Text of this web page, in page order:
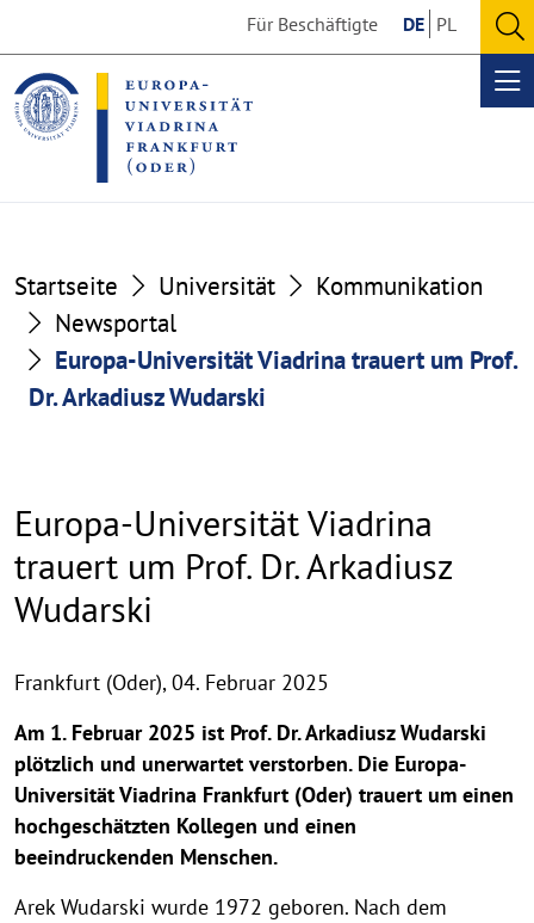
the
content
section
the
footer
section
Für Beschäftigte DE PL
Startseite Universität
Kommunikation
Newsportal
Europa-Universität Viadrina trauert um Prof.
Dr. Arkadiusz Wudarski
Europa-Universität Viadrina
trauert um Prof. Dr. Arkadiusz
Wudarski
Frankfurt (Oder),04. Februar 2025
Am 1. Februar 2025 ist Prof. Dr. Arkadiusz Wudarski
plötzlich und unerwartet verstorben. Die Europa-
Universität Viadrina Frankfurt (Oder) trauert um einen
hochgeschätzten Kollegen und einen
beeindruckenden Menschen.
Arek Wudarski wurde 1972 geboren. Nach dem